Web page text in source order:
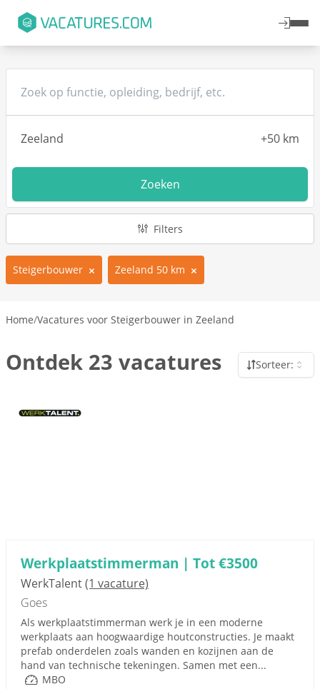
Zoeken
Filters
Steigerbouwer Zeeland 50 km
Home/Vacatures voor Steigerbouwer in Zeeland
Ontdek 23 vacatures Sorteer:
Werkplaatstimmerman | Tot €3500
WerkTalent(1 vacature)
Goes
Als werkplaatstimmerman werk je in een moderne
werkplaats aan hoogwaardige houtconstructies. Je maakt
prefab onderdelen zoals wanden en kozijnen aan de
hand van technische tekeningen. Samen met een...
MBO